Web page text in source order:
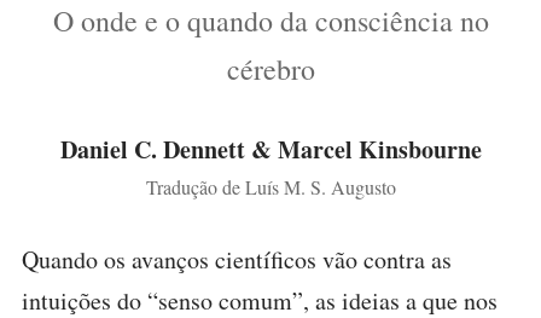
O onde e o quando da consciência no
cérebro
Daniel C. Dennett & Marcel Kinsbourne
Tradução de Luís M. S. Augusto
Quando os avanços científicos vão contra as
intuições do “senso comum”, as ideias a que nos